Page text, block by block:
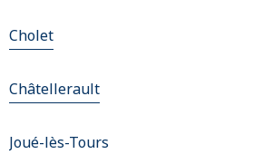
Cholet
Châtellerault
Joué-lès-Tours